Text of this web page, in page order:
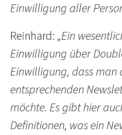
Einwilligung aller
Reinhard: „Ein
Einwilligung über
Einwilligung, dass man
entsprechenden
möchte. Es gibt hier
Definitionen, was ein